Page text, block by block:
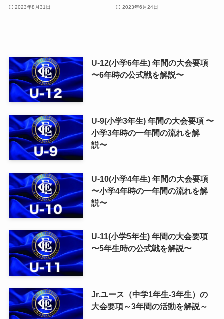
2023年8月31日 2023年6月24日
U-12(小学6年生) 年間の大会要項
〜6年時の公式戦を解説〜
U-9(小学3年生) 年間の大会要項 〜
小学3年時の一年間の流れを解
説〜
U-10(小学4年生) 年間の大会要項
〜小学4年時の一年間の流れを解
説〜
U-11(小学5年生) 年間の大会要項
〜5年生時の公式戦を解説〜
Jr.ユース（中学1年生-3年生）の
大会要項～3年間の活動を解説～